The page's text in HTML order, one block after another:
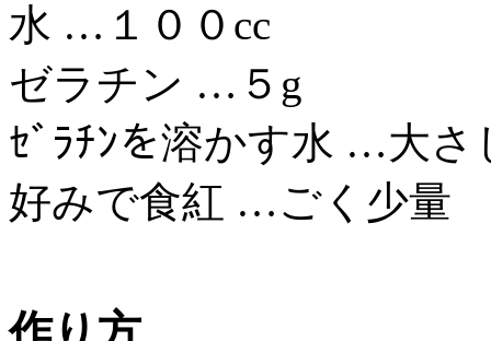
水 …１００cc
ゼラチン …５g
ｾﾞﾗﾁﾝを溶かす水 …大さ
好みで食紅 …ごく少量